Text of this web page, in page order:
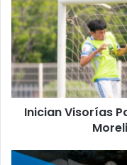
Para
Formar
Parte
Del
Atlético
Morelia-
UMSNH
Varonil
Inician Visorías
#Michoacán